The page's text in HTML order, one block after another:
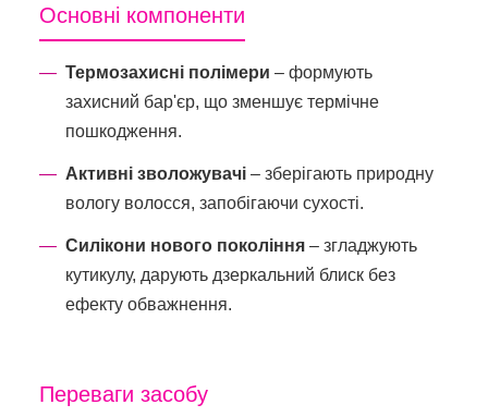
Основні компоненти
Термозахисні полімери – формують
захисний бар'єр, що зменшує термічне
пошкодження.
Активні зволожувачі – зберігають природну
вологу волосся, запобігаючи сухості.
Силікони нового покоління – згладжують
кутикулу, дарують дзеркальний блиск без
ефекту обважнення.
Переваги засобу